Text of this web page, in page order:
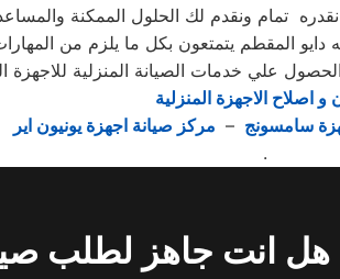
المقطم يتمتعون بكل ما يلزم من
علي خدمات الصيانة المنزلية للاجهزة
اصلاح الاجهزة المنزلية
سامسونج – مركز صيانة اجهزة يونيون اير
.
هل انت جاهز لطلب